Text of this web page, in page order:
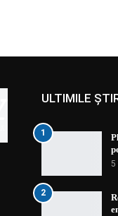
ULTIMILE
1
5
2